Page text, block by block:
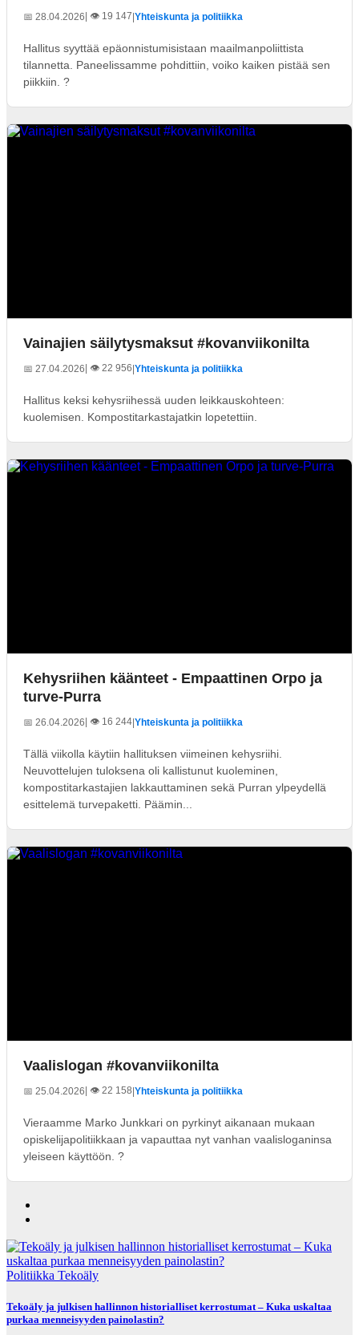
📅 28.04.2026| 👁️ 19 147 Yhteiskunta ja politiikka
Hallitus syyttää epäonnistumisistaan maailmanpoliittista
tilannetta. Paneelissamme pohdittiin, voiko kaiken pistää sen
piikkiin. ?
Vainajien säilytysmaksut #kovanviikonilta
📅 27.04.2026| 👁️ 22 956 Yhteiskunta ja politiikka
Hallitus keksi kehysriihessä uuden leikkauskohteen:
kuolemisen. Kompostitarkastajatkin lopetettiin.
Kehysriihen käänteet - Empaattinen Orpo ja
turve-Purra
📅 26.04.2026| 👁️ 16 244 Yhteiskunta ja politiikka
Tällä viikolla käytiin hallituksen viimeinen kehysriihi.
Neuvottelujen tuloksena oli kallistunut kuoleminen,
kompostitarkastajien lakkauttaminen sekä Purran ylpeydellä
esittelemä turvepaketti. Päämin...
Vaalislogan #kovanviikonilta
📅 25.04.2026| 👁️ 22 158 Yhteiskunta ja politiikka
Vieraamme Marko Junkkari on pyrkinyt aikanaan mukaan
opiskelijapolitiikkaan ja vapauttaa nyt vanhan vaalisloganinsa
yleiseen käyttöön. ?
Politiikka Tekoäly
Tekoäly ja julkisen hallinnon historialliset kerrostumat – Kuka uskaltaa
purkaa menneisyyden painolastin?